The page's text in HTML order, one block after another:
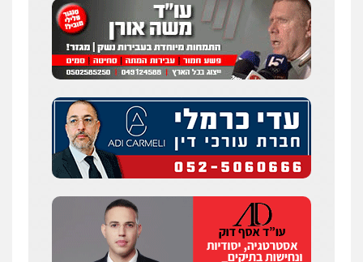
0525544654
מנשה, אלמוג – עורכי דין
עורכי דין לענייני אסירים מעצרים וחקירות
0546470989
עו"ד זוהר ארבל
פלילי פשיעה חמורה מעצרים וחקירות
0538788878
עו"ד אסף דוק